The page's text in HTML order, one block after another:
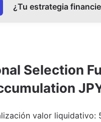
¿Tu estrategia
Selection
valor liquidativo: